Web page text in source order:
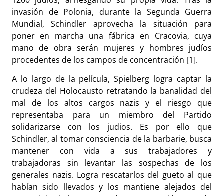
invasión de Polonia, durante la Segunda Guerra
Mundial, Schindler aprovecha la situación para
poner en marcha una fábrica en Cracovia, cuya
mano de obra serán mujeres y hombres judíos
procedentes de los campos de concentración [1].
A lo largo de la película, Spielberg logra captar la
crudeza del Holocausto retratando la banalidad del
mal de los altos cargos nazis y el riesgo que
representaba para un miembro del Partido
solidarizarse con los judios. Es por ello que
Schindler, al tomar consciencia de la barbarie, busca
mantener con vida a sus trabajadores y
trabajadoras sin levantar las sospechas de los
generales nazis. Logra rescatarlos del gueto al que
habían sido llevados y los mantiene alejados del